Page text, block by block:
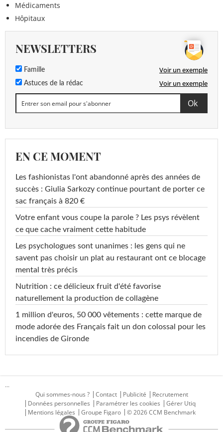
Médicaments
Hôpitaux
NEWSLETTERS
Famille Voir un exemple
Astuces de la rédac Voir un exemple
EN CE MOMENT
Les fashionistas l'ont abandonné après des années de
succès : Giulia Sarkozy continue pourtant de porter ce
sac français à 820 €
Votre enfant vous coupe la parole ? Les psys révèlent
ce que cache vraiment cette habitude
Les psychologues sont unanimes : les gens qui ne
savent pas choisir un plat au restaurant ont ce blocage
mental très précis
Nutrition : ce délicieux fruit d'été favorise
naturellement la production de collagène
1 million d'euros, 50 000 vêtements : cette marque de
mode adorée des Français fait un don colossal pour les
incendies de Gironde
...
Qui sommes-nous ?
Contact Publicité
Recrutement
Données personnelles
Paramétrer les cookies
Gérer Utiq
Mentions légales
Groupe Figaro © 2026 CCM Benchmark